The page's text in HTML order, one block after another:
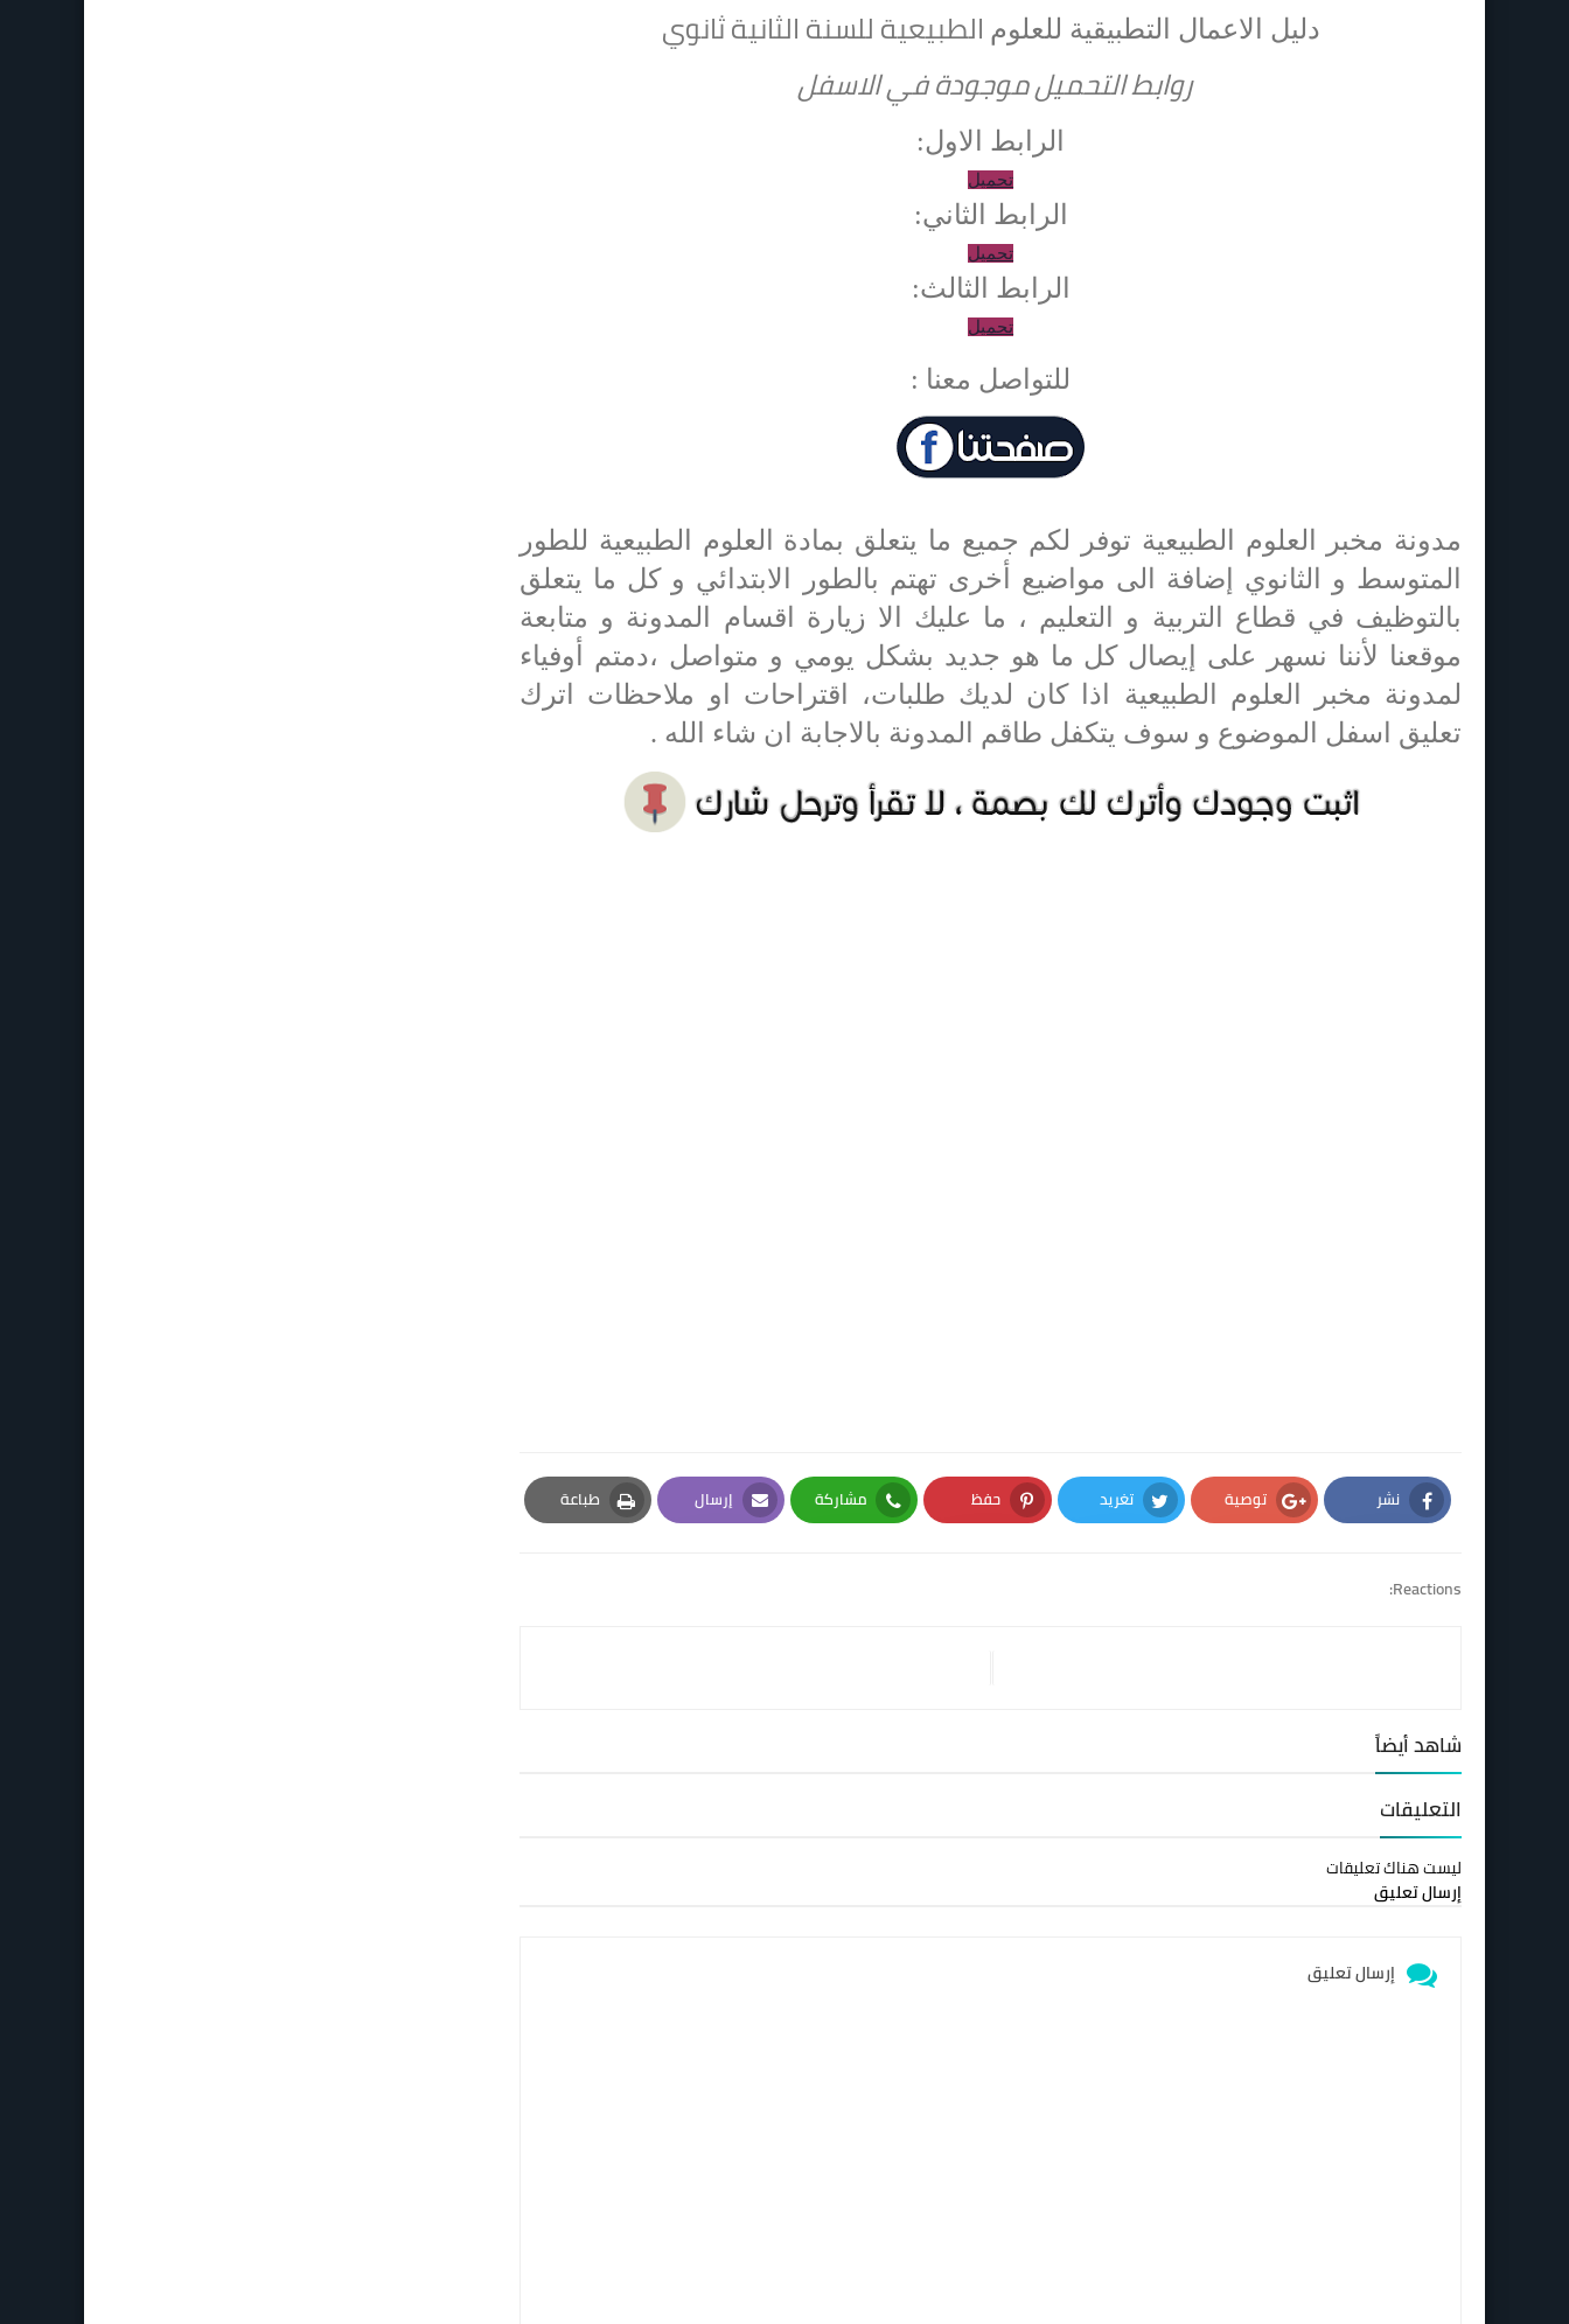
دليل الاعمال التطبيقية للعلوم الطبيعية للسنة الثانية ثانوي
روابط التحميل موجودة في الاسفل
الرابط الاول:
تحميل
الرابط الثاني:
تحميل
الرابط الثالث:
تحميل
للتواصل معنا :
مدونة مخبر العلوم الطبيعية توفر لكم جميع ما يتعلق بمادة العلوم الطبيعية للطور
المتوسط و الثانوي إضافة الى مواضيع أخرى تهتم بالطور الابتدائي و كل ما يتعلق
بالتوظيف في قطاع التربية و التعليم ، ما عليك الا زيارة اقسام المدونة و متابعة
موقعنا لأننا نسهر على إيصال كل ما هو جديد بشكل يومي و متواصل ،دمتم أوفياء
لمدونة مخبر العلوم الطبيعية اذا كان لديك طلبات، اقتراحات او ملاحظات اترك
تعليق اسفل الموضوع و سوف يتكفل طاقم المدونة بالاجابة ان شاء الله .
نشر
Facebook
توصية
Google Plus
تغريد
Twitter
حفظ
Pinterest
مشاركة
Whatsapp
إرسال
Email
طباعة
Print
Reactions:
شاهد أيضاً
التعليقات
ليست هناك تعليقات
إرسال تعليق
إرسال تعليق